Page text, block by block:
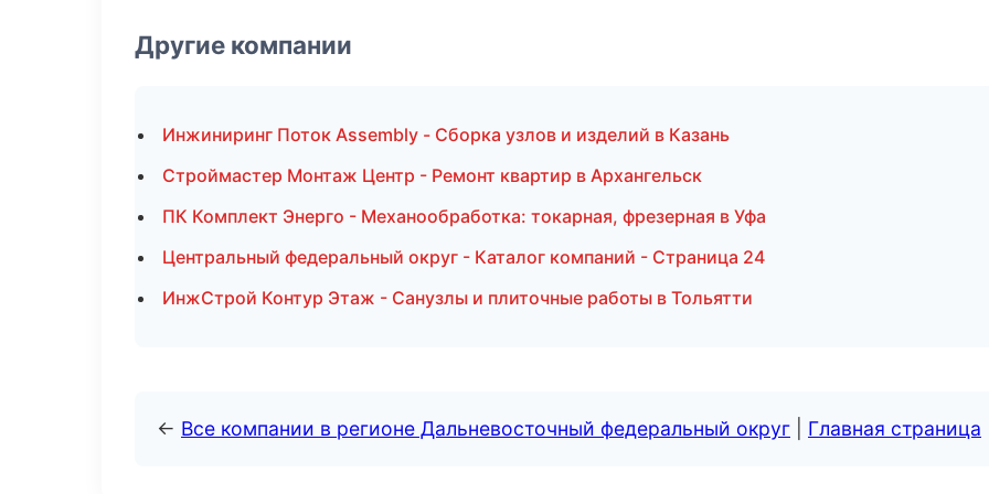
Другие компании
Инжиниринг Поток Assembly - Сборка узлов и изделий в Казань
Строймастер Монтаж Центр - Ремонт квартир в Архангельск
ПК Комплект Энерго - Механообработка: токарная, фрезерная в Уфа
Центральный федеральный округ - Каталог компаний - Страница 24
ИнжСтрой Контур Этаж - Санузлы и плиточные работы в Тольятти
← Все компании в регионе Дальневосточный федеральный округ Главная страница